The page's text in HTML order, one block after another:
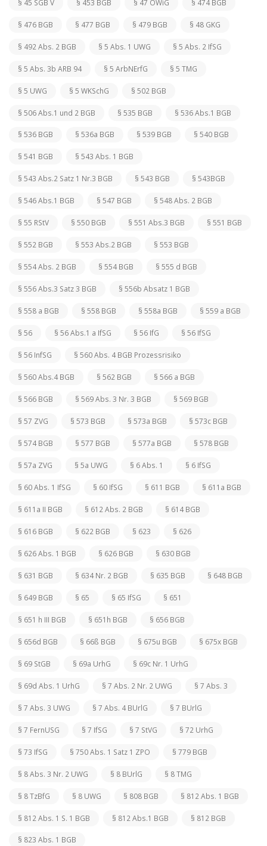
§ 45 SGB V § 453 BGB § 47 OWiG § 474 BGB
§ 476 BGB § 477 BGB § 479 BGB § 48 GKG
§ 492 Abs. 2 BGB § 5 Abs. 1 UWG § 5 Abs. 2 IfSG
§ 5 Abs. 3b ARB 94 § 5 ArbNErfG § 5 TMG
§ 5 UWG § 5 WKSchG § 502 BGB
§ 506 Abs.1 und 2 BGB § 535 BGB § 536 Abs.1 BGB
§ 536 BGB § 536a BGB § 539 BGB § 540 BGB
§ 541 BGB § 543 Abs. 1 BGB
§ 543 Abs.2 Satz 1 Nr.3 BGB § 543 BGB § 543BGB
§ 546 Abs.1 BGB § 547 BGB § 548 Abs. 2 BGB
§ 55 RStV § 550 BGB § 551 Abs.3 BGB § 551 BGB
§ 552 BGB § 553 Abs.2 BGB § 553 BGB
§ 554 Abs. 2 BGB § 554 BGB § 555 d BGB
§ 556 Abs.3 Satz 3 BGB § 556b Absatz 1 BGB
§ 558 a BGB § 558 BGB § 558a BGB § 559 a BGB
§ 56 § 56 Abs.1 a IfSG § 56 IfG § 56 IfSG
§ 56 InfSG § 560 Abs. 4 BGB Prozessrisiko
§ 560 Abs.4 BGB § 562 BGB § 566 a BGB
§ 566 BGB § 569 Abs. 3 Nr. 3 BGB § 569 BGB
§ 57 ZVG § 573 BGB § 573a BGB § 573c BGB
§ 574 BGB § 577 BGB § 577a BGB § 578 BGB
§ 57a ZVG § 5a UWG § 6 Abs. 1 § 6 IfSG
§ 60 Abs. 1 IfSG § 60 IfSG § 611 BGB § 611a BGB
§ 611a II BGB § 612 Abs. 2 BGB § 614 BGB
§ 616 BGB § 622 BGB § 623 § 626
§ 626 Abs. 1 BGB § 626 BGB § 630 BGB
§ 631 BGB § 634 Nr. 2 BGB § 635 BGB § 648 BGB
§ 649 BGB § 65 § 65 IfSG § 651
§ 651 h III BGB § 651h BGB § 656 BGB
§ 656d BGB § 66ß BGB § 675u BGB § 675x BGB
§ 69 StGB § 69a UrhG § 69c Nr. 1 UrhG
§ 69d Abs. 1 UrhG § 7 Abs. 2 Nr. 2 UWG § 7 Abs. 3
§ 7 Abs. 3 UWG § 7 Abs. 4 BUrlG § 7 BUrlG
§ 7 FernUSG § 7 IfSG § 7 StVG § 72 UrhG
§ 73 IfSG § 750 Abs. 1 Satz 1 ZPO § 779 BGB
§ 8 Abs. 3 Nr. 2 UWG § 8 BUrlG § 8 TMG
§ 8 TzBfG § 8 UWG § 808 BGB § 812 Abs. 1 BGB
§ 812 Abs. 1 S. 1 BGB § 812 Abs.1 BGB § 812 BGB
§ 823 Abs. 1 BGB